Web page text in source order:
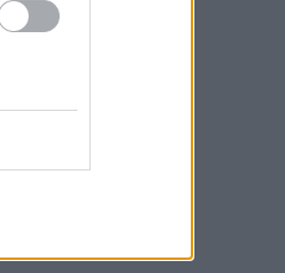
február
január
október
augusztus